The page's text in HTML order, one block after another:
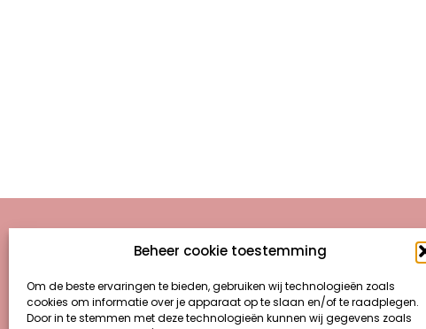
Beheer cookie toestemming
Om de beste ervaringen te bieden, gebruiken wij technologieën zoals
cookies om informatie over je apparaat op te slaan en/of te raadplegen.
Door in te stemmen met deze technologieën kunnen wij gegevens zoals